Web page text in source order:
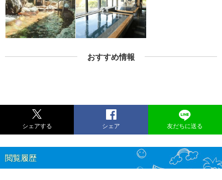
おすすめ情報
シェアする シェア 友だちに送る
閲覧履歴